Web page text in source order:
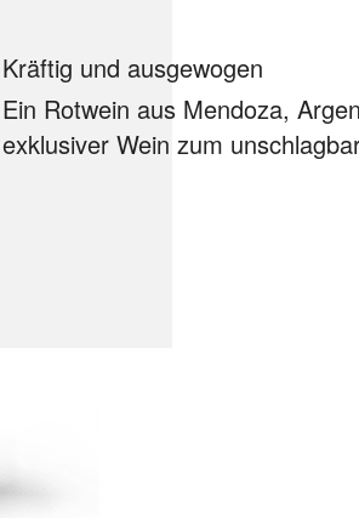
Kräftig und ausgewogen
Ein Rotwein aus Mendoza,
exklusiver Wein zum